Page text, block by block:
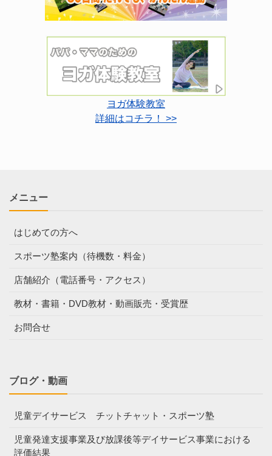
ヨガ体験教室
詳細はコチラ！ >>
メニュー
はじめての方へ
スポーツ塾案内（待機数・料金）
店舗紹介（電話番号・アクセス）
教材・書籍・DVD教材・動画販売・受賞歴
お問合せ
ブログ・動画
児童デイサービス チットチャット・スポーツ塾
児童発達支援事業及び放課後等デイサービス事業における
評価結果